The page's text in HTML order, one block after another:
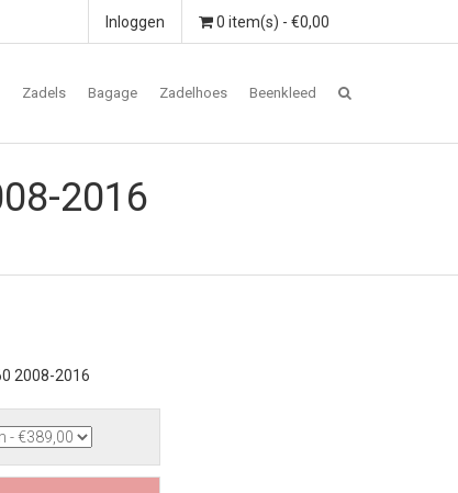
0 item(s) - €0,00
Inloggen
Zadels Bagage Zadelhoes Beenkleed
2016
2008-2016